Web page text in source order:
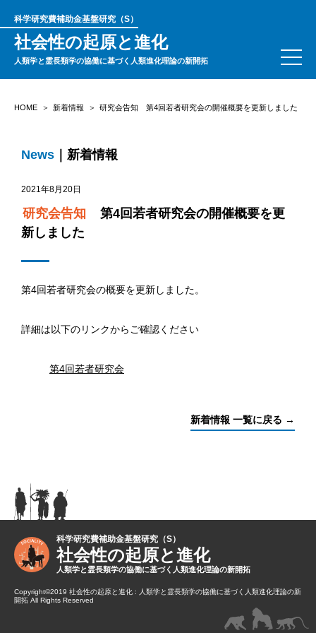
科学研究費補助金基盤研究（S）
社会性の起原と進化
人類学と霊長類学の協働に基づく人類進化理論の新開拓
HOME 新着情報 研究会告知 第4回若者研究会の開催概要を更新しました
News ｜新着情報
2021年8月20日
研究会告知
第4回若者研究会の開催概要を更
新しました
第4回若者研究会の概要を更新しました。
詳細は以下のリンクからご確認ください
第4回若者研究会
新着情報 一覧に戻る →
科学研究費補助金基盤研究（S）
社会性の起原と進化
人類学と霊長類学の協働に基づく人類進化理論の新開拓
Copyright©2019 社会性の起原と進化 : 人類学と霊長類学の協働に基づく人類進化理論の新
開拓 All Rights Reserved